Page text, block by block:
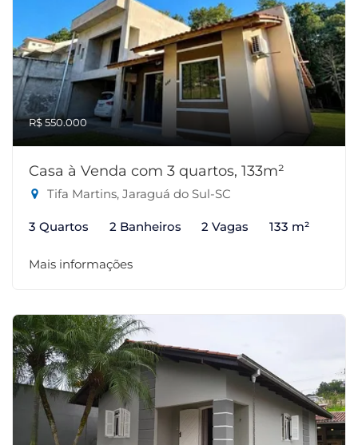
R$ 550.000
Casa à Venda com 3 quartos, 133m²
Tifa Martins, Jaraguá do Sul-SC
3 Quartos 2 Banheiros 2 Vagas 133 m²
Mais informações